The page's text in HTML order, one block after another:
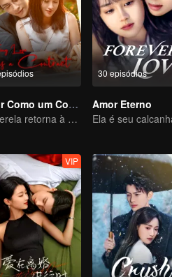
Amor Como um Contrato
Cinderela retorna à alta sociedade e encontra o amor com o presidente
30 episódios
Amor Eterno
VIP